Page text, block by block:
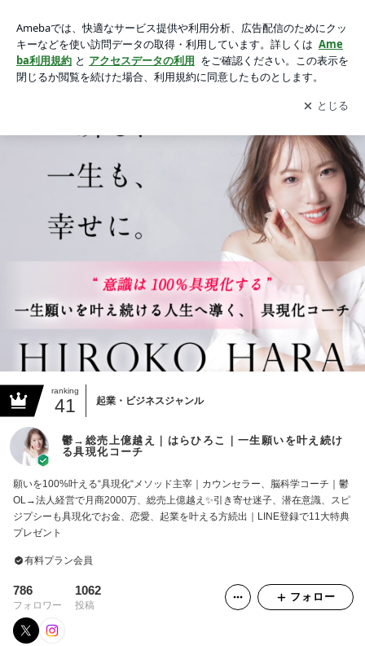
コーチ
アプリをダウンロードして ブログの更新通知
を受け取りまし
ょう。
開く
ranking
41 起業・ビジネスジャンル
鬱→総売上億越え｜はらひろこ｜一生願いを叶え続け
る具現化コーチ
願いを100%叶える“具現化“メソッド主宰｜カウンセラー、脳科学コーチ｜鬱
OL→法人経営で月商2000万、総売上億越え✨引き寄せ迷子、潜在意識、スピ
ジプシーも具現化でお金、恋愛、起業を叶える方続出｜LINE登録で11大特典
プレゼント
有料プラン会員
786
フォロワー
1062
投稿
フォロー